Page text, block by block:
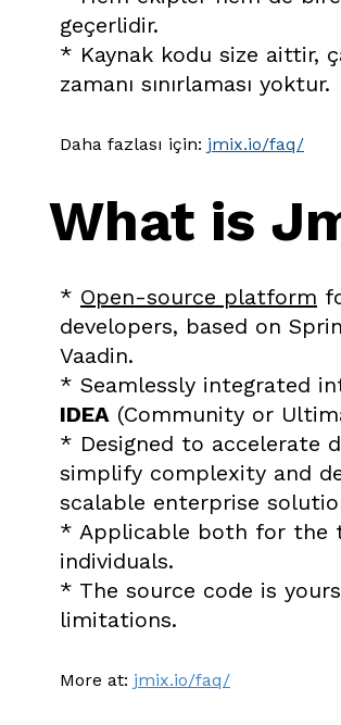
geçerlidir.
* Kaynak kodu size aittir,
zamanı sınırlaması yoktur.
Daha fazlası için: jmix.io/faq/
What is
* Open-source platform
developers, based on
Vaadin.
* Seamlessly integrated
IDEA (Community or
* Designed to accelerate
simplify complexity and
scalable enterprise
* Applicable both for the
individuals.
* The source code is
limitations.
More at: jmix.io/faq/